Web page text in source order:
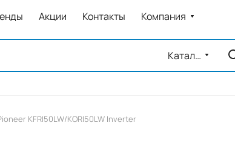
Акции Контакты Компания
Каталог
KFRI50LW/KORI50LW Inverter